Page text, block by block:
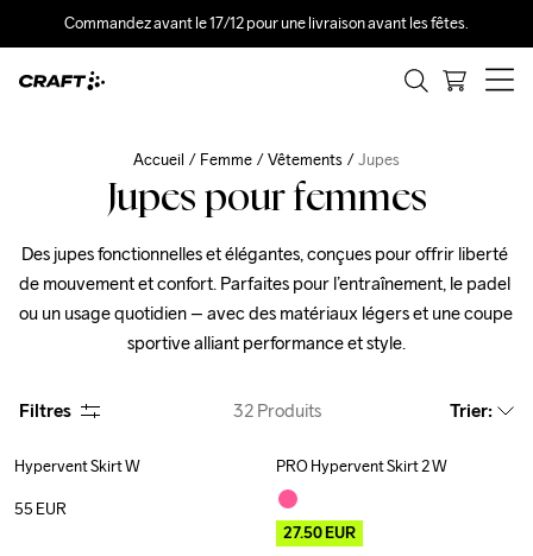
Commandez avant le 17/12 pour une livraison avant les fêtes.
Accueil Femme Vêtements Jupes
Jupes pour femmes
Des jupes fonctionnelles et élégantes, conçues pour offrir liberté
de mouvement et confort. Parfaites pour l’entraînement, le padel
ou un usage quotidien – avec des matériaux légers et une coupe
sportive alliant performance et style.
Filtres 32 Produits Trier:
New
Hypervent Skirt W
55 EUR
Outlet
PRO Hypervent Skirt 2 W
27.50EUR